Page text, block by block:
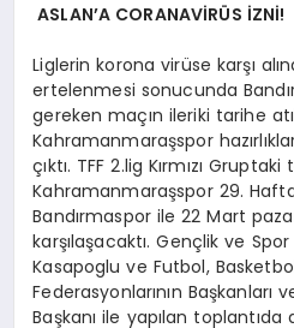
ASLAN’A CORANAVİRÜS İZNİ!
Liglerin korona virüse karşı
ertelenmesi sonucunda
gereken maçın ileriki tarihe
Kahramanmaraşspor
çıktı. TFF 2.lig Kırmızı
Kahramanmaraşspor 29.
Bandırmaspor ile 22 Mart
karşılaşacaktı. Gençlik ve
Kasapoglu ve Futbol,
Federasyonlarının Başkanları
Başkanı ile yapılan